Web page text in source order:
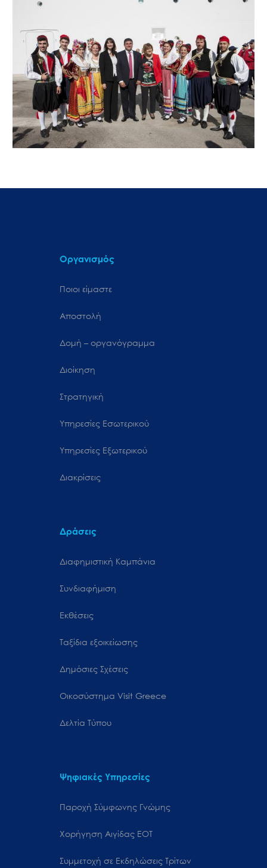
Οργανισμός
Ποιοι είμαστε
Αποστολή
Δομή – οργανόγραμμα
Διοίκηση
Στρατηγική
Υπηρεσίες Εσωτερικού
Υπηρεσίες Εξωτερικού
Διακρίσεις
Δράσεις
Διαφημιστική Καμπάνια
Συνδιαφήμιση
Εκθέσεις
Ταξίδια εξοικείωσης
Δημόσιες Σχέσεις
Oικοσύστημα Visit Greece
Δελτία Τύπου
Ψηφιακές Υπηρεσίες
Παροχή Σύμφωνης Γνώμης
Χορήγηση Αιγίδας ΕΟΤ
Συμμετοχή σε Εκδηλώσεις Τρίτων